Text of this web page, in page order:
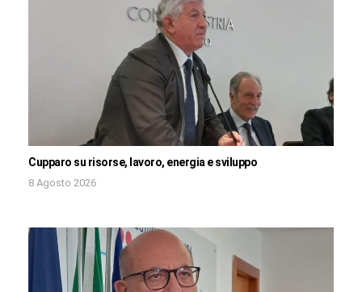
Cupparo su risorse, lavoro, energia e sviluppo
8 Agosto 2026